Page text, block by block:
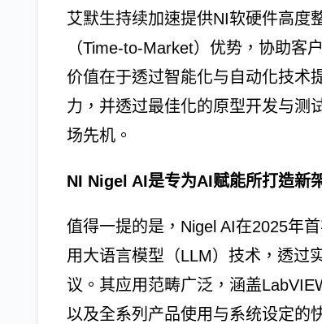
艾默生持续加速提供NI软硬件高度
（Time-to-Market）优势，协助客
价值在于透过智能化与自动化技术
力，并透过最佳化的原型开发与测
场先机。
NI Nigel AI是专为AI赋能所打造新
值得一提的是，Nigel AI在2025年
用大语言模型（LLM）技术，透过
议。其应用范畴广泛，涵盖
以及全系列产品使用与系统设定的